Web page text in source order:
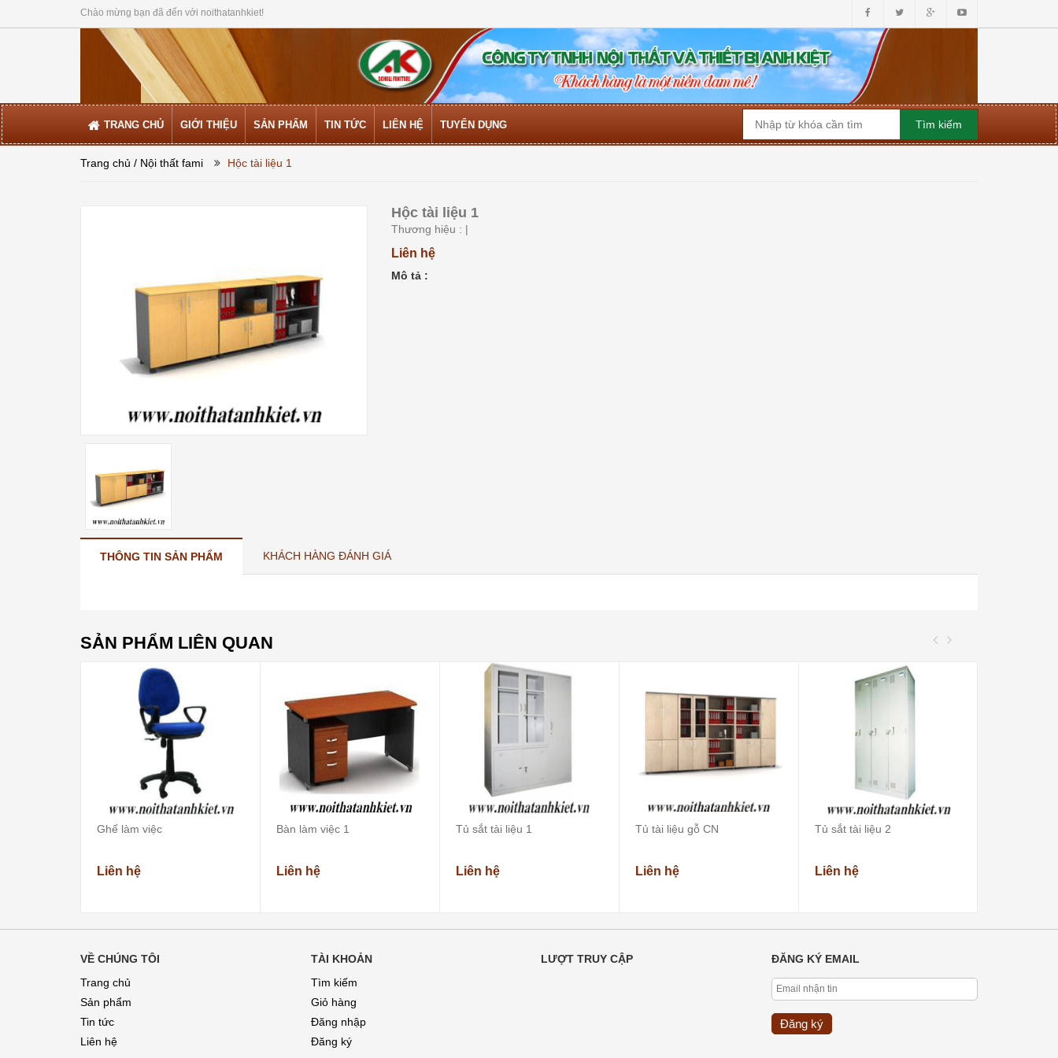
Chào mừng bạn đã đến với noithatanhkiet!
TRANG CHỦ GIỚI THIỆU SẢN PHẨM TIN TỨC LIÊN HỆ TUYỂN DỤNG
Trang chủ / Nội thất fami Hộc tài liệu 1
Hộc tài liệu 1
Thương hiệu : |
Liên hệ
Mô tả :
THÔNG TIN SẢN PHẨM KHÁCH HÀNG ĐÁNH GIÁ
SẢN PHẨM LIÊN QUAN
Ghế làm việc
Liên hệ
Bàn làm việc 1
Liên hệ
Tủ sắt tài liệu 1
Liên hệ
Tủ tài liệu gỗ CN
Liên hệ
Tủ sắt tài liệu 2
Liên hệ
VỀ CHÚNG TÔI
Trang chủ
Sản phẩm
Tin tức
Liên hệ
TÀI KHOẢN
Tìm kiếm
Giỏ hàng
Đăng nhập
Đăng ký
LƯỢT TRUY CẬP ĐĂNG KÝ EMAIL
Đăng ký